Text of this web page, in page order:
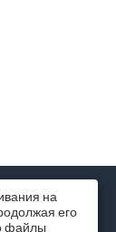
на
его
файлы